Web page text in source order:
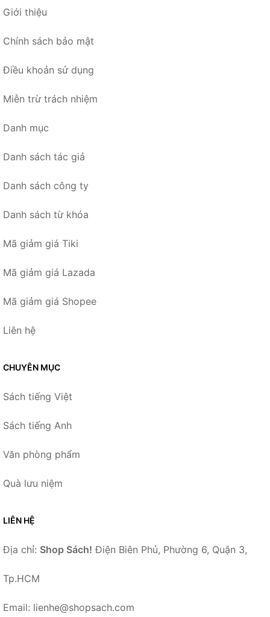
Giới thiệu
Chính sách bảo mật
Điều khoản sử dụng
Miễn trừ trách nhiệm
Danh mục
Danh sách tác giả
Danh sách công ty
Danh sách từ khóa
Mã giảm giá Tiki
Mã giảm giá Lazada
Mã giảm giá Shopee
Liên hệ
CHUYÊN MỤC
Sách tiếng Việt
Sách tiếng Anh
Văn phòng phẩm
Quà lưu niệm
LIÊN HỆ
Địa chỉ: Shop Sách! Điện Biên Phủ, Phường 6, Quận 3,
Tp.HCM
Email: lienhe@shopsach.com